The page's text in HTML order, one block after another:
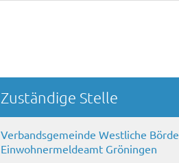
Randspalte
Zuständige Stelle
Verbandsgemeinde Westliche Börde
Einwohnermeldeamt Gröningen